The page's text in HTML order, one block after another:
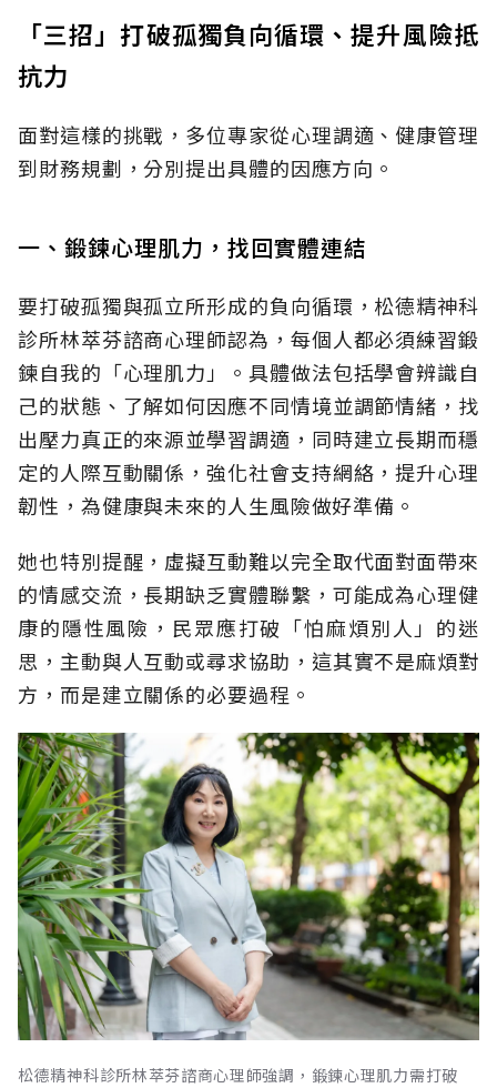
「三招」打破孤獨負向循環、提升風險抵
抗力
面對這樣的挑戰，多位專家從心理調適、健康管理
到財務規劃，分別提出具體的因應方向。
一、鍛鍊心理肌力，找回實體連結
要打破孤獨與孤立所形成的負向循環，松德精神科
診所林萃芬諮商心理師認為，每個人都必須練習鍛
鍊自我的「心理肌力」。具體做法包括學會辨識自
己的狀態、了解如何因應不同情境並調節情緒，找
出壓力真正的來源並學習調適，同時建立長期而穩
定的人際互動關係，強化社會支持網絡，提升心理
韌性，為健康與未來的人生風險做好準備。
她也特別提醒，虛擬互動難以完全取代面對面帶來
的情感交流，長期缺乏實體聯繫，可能成為心理健
康的隱性風險，民眾應打破「怕麻煩別人」的迷
思，主動與人互動或尋求協助，這其實不是麻煩對
方，而是建立關係的必要過程。
松德精神科診所林萃芬諮商心理師強調，鍛鍊心理肌力需打破